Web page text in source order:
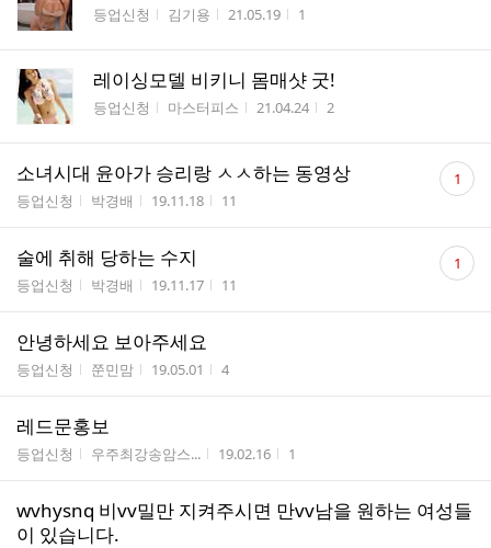
게시판명
등업신청 작성자
김기용 작성시간
21.05.19 조회수
1
레이싱모델 비키니 몸매샷 굿!
게시판명
등업신청 작성자
마스터피스 작성시간
21.04.24 조회수
2
소녀시대 윤아가 승리랑 ㅅㅅ하는 동영상
게시판명
등업신청 작성자
박경배 작성시간
19.11.18 조회수
11
댓
글 1
술에 취해 당하는 수지
게시판명
등업신청 작성자
박경배 작성시간
19.11.17 조회수
11
댓
글 1
안녕하세요 보아주세요
게시판명
등업신청 작성자
쭌민맘 작성시간
19.05.01 조회수
4
레드문홍보
게시판명
등업신청 작성자
우주최강송암스... 작성시간
19.02.16 조회수
1
wvhysnq 비vv밀만 지켜주시면 만vv남을 원하는 여성들
이 있습니다.